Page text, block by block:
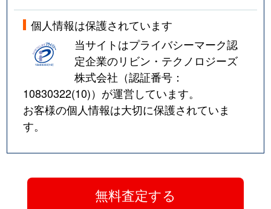
個人情報は保護されています
当サイトはプライバシーマーク認
定企業のリビン・テクノロジーズ
株式会社（認証番号：
10830322(10)）が運営しています。
お客様の個人情報は大切に保護されていま
す。